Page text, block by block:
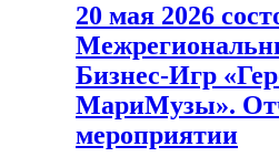
20 мая 2026
Бизнес-Игр
МариМузы».
мероприятии